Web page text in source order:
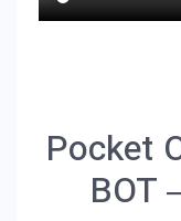
Pocket
BOT